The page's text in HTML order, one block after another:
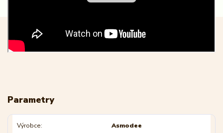
Parametry
Výrobce Asmodee